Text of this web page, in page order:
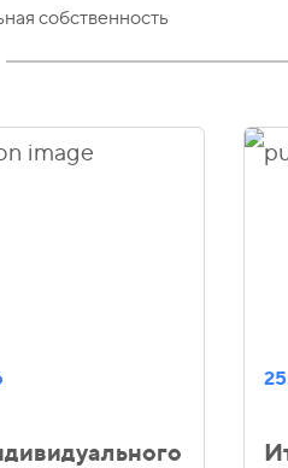
собственность